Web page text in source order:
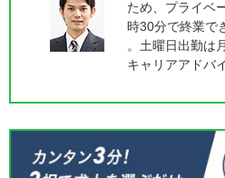
ため、プライベ
時30分で終業で
。土曜日出勤は
キャリアアドバ